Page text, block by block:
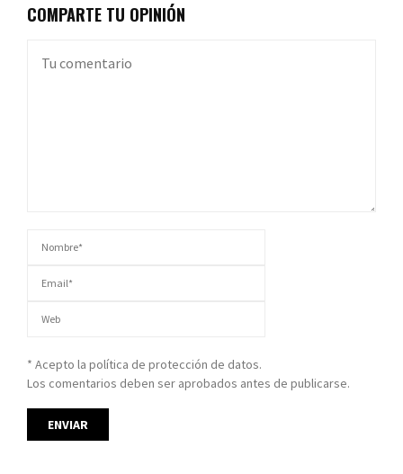
COMPARTE TU OPINIÓN
* Acepto la política de protección de datos.
Los comentarios deben ser aprobados antes de publicarse.